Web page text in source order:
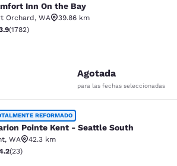
On the Bay
Inn On the Bay
Orchard, WA
39.86 km
de 3.94 estrellas. Bueno. 1782 reseñas
(1782)
Agotada
para las fechas seleccionadas
Kent - Seattle South
REFORMADO
Pointe Kent - Seattle South
, WA
42.3 km
de 4.22 estrellas. Excelente. 23 reseñas
(23)